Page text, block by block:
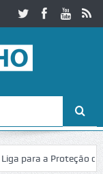
a Proteção da